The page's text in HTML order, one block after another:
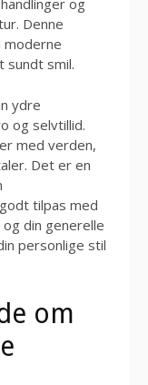
og
Denne
moderne
sundt smil.
ydre
og selvtillid.
med verden,
Det er en
tilpas med
din generelle
personlige stil
om